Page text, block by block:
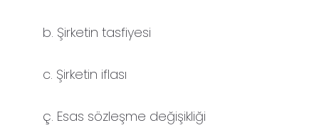
b. Şirketin tasfiyesi
c. Şirketin iflası
ç. Esas sözleşme değişikliği